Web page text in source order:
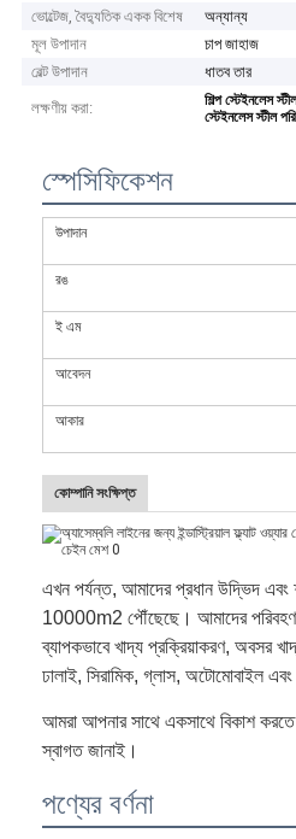
ভোল্টেজ, বৈদ্যুতিক একক বিশেষ
অন্যান্য
মূল উপাদান
চাপ জাহাজ
বেল্ট উপাদান
ধাতব তার
লক্ষণীয় করা:
শিল্প স্টেইনলেস
স্টেইনলেস স্টীল
স্পেসিফিকেশন
উপাদান
রঙ
ই এম
আবেদন
আকার
কোম্পানি সংক্ষিপ্ত
এখন পর্যন্ত, আমাদের প্রধান উদ্ভিদ এবং
10000m2 পৌঁছেছে। আমাদের পরিবহণ
ব্যাপকভাবে খাদ্য প্রক্রিয়াকরণ, অবসর
ঢালাই, সিরামিক, গ্লাস, অটোমোবাইল
আমরা আপনার সাথে একসাথে বিকাশ
স্বাগত জানাই।
পণ্যের বর্ণনা